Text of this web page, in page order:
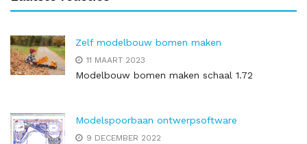
Zelf modelbouw bomen maken
11 MAART 2023
Modelbouw bomen maken schaal 1.72
Modelspoorbaan ontwerpsoftware
9 DECEMBER 2022